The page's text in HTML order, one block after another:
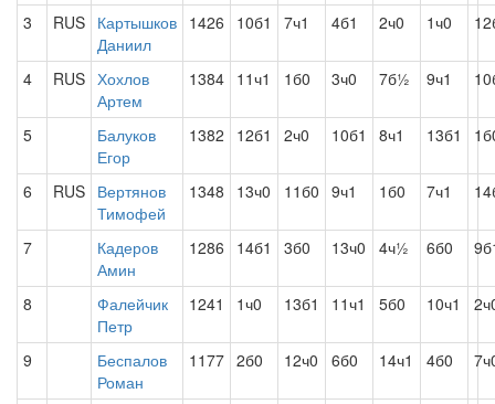
3 RUS Картышков
Даниил
1426 10б1 7ч1 4б1 2ч0 1ч0
4 RUS Хохлов
Артем
1384 11ч1 1б0 3ч0 7б½ 9ч1
5
Балуков
Егор
1382 12б1 2ч0 10б1 8ч1 13б1
6 RUS Вертянов
Тимофей
1348 13ч0 11б0 9ч1 1б0 7ч1
7
Кадеров
Амин
1286 14б1 3б0 13ч0 4ч½ 6б0
8
Фалейчик
Петр
1241 1ч0 13б1 11ч1 5б0 10ч1
9
Беспалов
Роман
1177 2б0 12ч0 6б0 14ч1 4б0